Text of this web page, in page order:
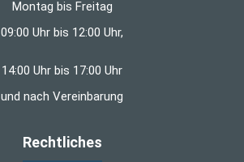
Montag bis Freitag
09:00 Uhr bis 12:00 Uhr,
14:00 Uhr bis 17:00 Uhr
und nach Vereinbarung
Rechtliches